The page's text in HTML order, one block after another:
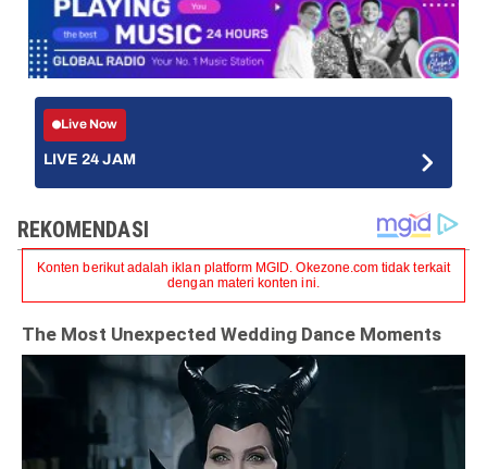
Live Now
LIVE 24 JAM